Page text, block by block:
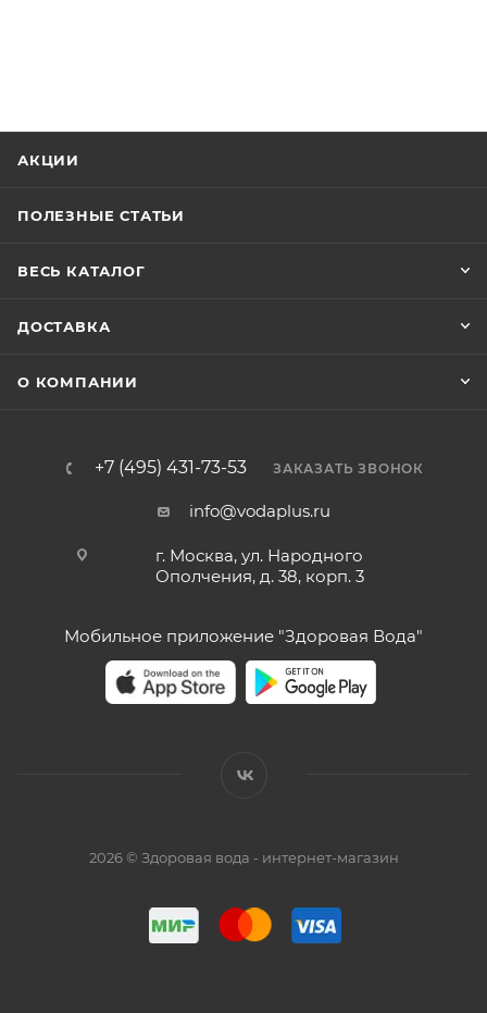
АКЦИИ
ПОЛЕЗНЫЕ СТАТЬИ
ВЕСЬ КАТАЛОГ
ДОСТАВКА
О КОМПАНИИ
+7 (495) 431-73-53 ЗАКАЗАТЬ ЗВОНОК
info@vodaplus.ru
г. Москва, ул. Народного
Ополчения, д. 38, корп. 3
Мобильное приложение "Здоровая Вода"
2026 © Здоровая вода - интернет-магазин